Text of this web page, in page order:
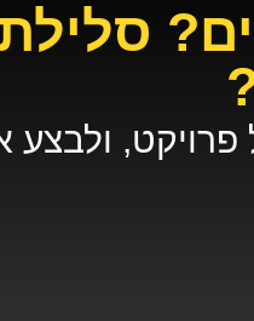
ולבצע